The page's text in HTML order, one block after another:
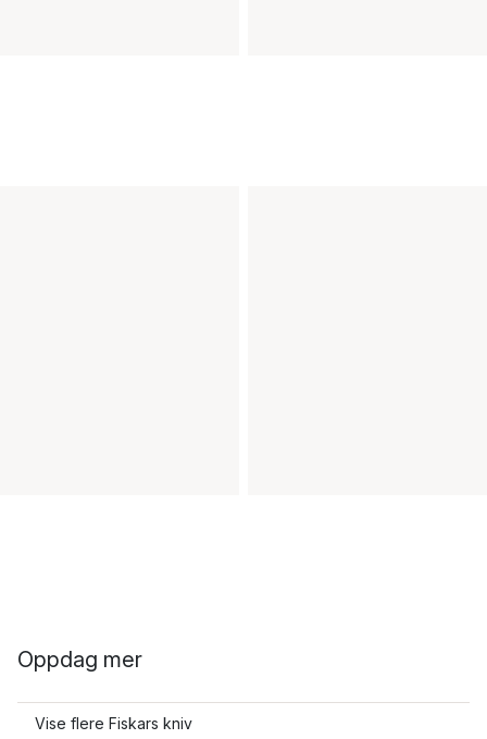
Oppdag mer
Vise flere Fiskars kniv